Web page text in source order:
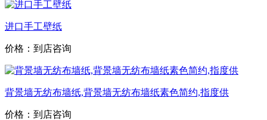
进口手工壁纸
价格：到店咨询
背景墙无纺布墙纸,背景墙无纺布墙纸素色简约,指度供
价格：到店咨询